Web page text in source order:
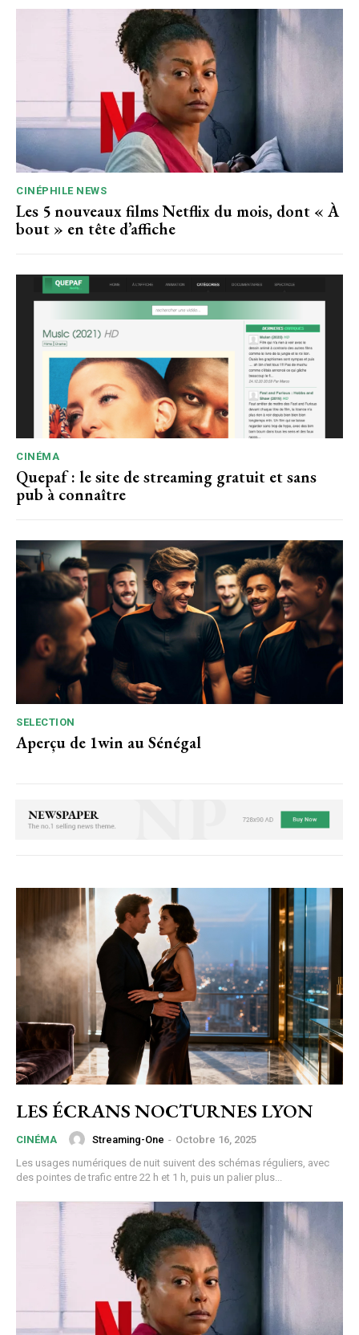
CINÉPHILE NEWS
Les 5 nouveaux films Netflix du mois, dont « À
bout » en tête d’affiche
CINÉMA
Quepaf : le site de streaming gratuit et sans
pub à connaître
SELECTION
Aperçu de 1win au Sénégal
LES ÉCRANS NOCTURNES LYON
CINÉMA Streaming-One - Octobre 16, 2025
Les usages numériques de nuit suivent des schémas réguliers, avec
des pointes de trafic entre 22 h et 1 h, puis un palier plus...